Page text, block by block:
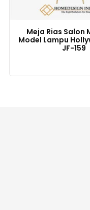
Meja Rias Salon
Model Lampu
JF-159